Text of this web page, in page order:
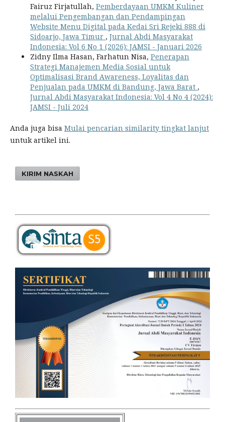
Fairuz Firjatullah, Pemberdayaan UMKM Kuliner
melalui Pengembangan dan Pendampingan
Website Menu Digital pada Kedai Sri Rejeki 888 di
Sidoarjo, Jawa Timur , Jurnal Abdi Masyarakat
Indonesia: Vol 6 No 1 (2026): JAMSI - Januari 2026
Zidny Ilma Hasan, Farhatun Nisa, Penerapan
Strategi Manajemen Media Sosial untuk
Optimalisasi Brand Awareness, Loyalitas dan
Penjualan pada UMKM di Bandung, Jawa Barat ,
Jurnal Abdi Masyarakat Indonesia: Vol 4 No 4 (2024):
JAMSI - Juli 2024
Anda juga bisa Mulai pencarian similarity tingkat lanjut
untuk artikel ini.
KIRIM NASKAH